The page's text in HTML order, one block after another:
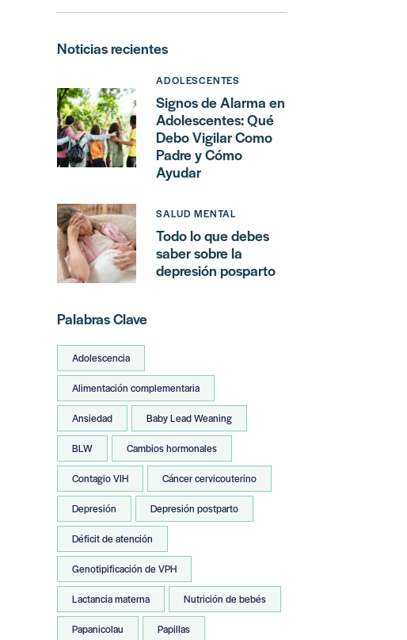
Noticias recientes
ADOLESCENTES
Signos de Alarma en
Adolescentes: Qué
Debo Vigilar Como
Padre y Cómo
Ayudar
SALUD MENTAL
Todo lo que debes
saber sobre la
depresión posparto
Palabras Clave
Adolescencia
Alimentación complementaria
Ansiedad Baby Lead Weaning
BLW Cambios hormonales
Contagio VIH Cáncer cervicouterino
Depresión Depresión postparto
Déficit de atención
Genotipificación de VPH
Lactancia materna Nutrición de bebés
Papanicolau Papillas